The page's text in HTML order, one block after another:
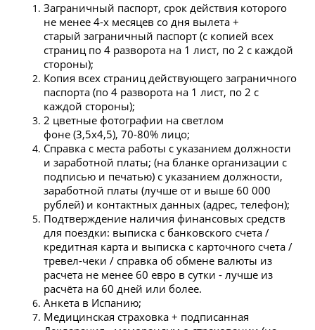
Заграничный паспорт, срок действия которого
не менее 4-х месяцев со дня вылета +
старый заграничный паспорт (с копией всех
страниц по 4 разворота на 1 лист, по 2 с каждой
стороны);
Копия всех страниц действующего заграничного
паспорта (по 4 разворота на 1 лист, по 2 с
каждой стороны);
2 цветные фотографии на светлом
фоне (3,5х4,5), 70-80% лицо;
Справка с места работы с указанием должности
и заработной платы; (на бланке организации с
подписью и печатью) с указанием должности,
заработной платы (лучше от и выше 60 000
рублей) и контактных данных (адрес, телефон);
Подтверждение наличия финансовых средств
для поездки: выписка с банковского счета /
кредитная карта и выписка с карточного счета /
тревел-чеки / справка об обмене валюты из
расчета не менее 60 евро в сутки - лучше из
расчёта на 60 дней или более.
Анкета в Испанию;
Медицинская страховка + подписанная